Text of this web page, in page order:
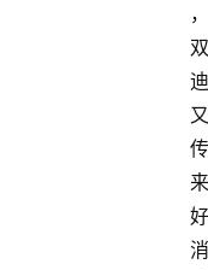
，
双
迪
又
传
来
好
消